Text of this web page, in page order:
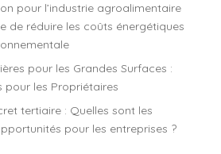
pour l’industrie agroalimentaire
de réduire les coûts énergétiques
pour les Grandes Surfaces :
pour les Propriétaires
tertiaire : Quelles sont les
pour les entreprises ?